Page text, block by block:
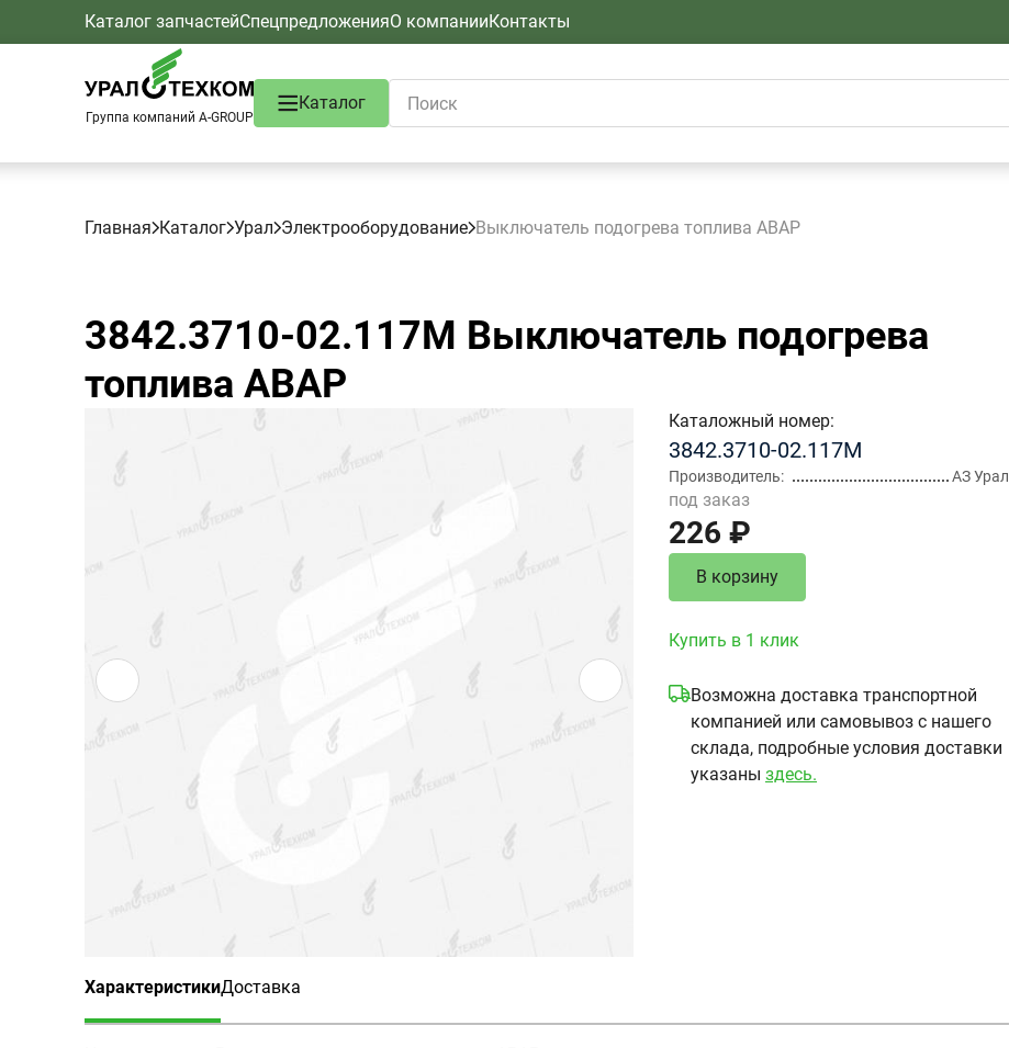
Каталог запчастейСпецпредложенияО компанииКонтакты
Группа компаний A-GROUP
Каталог
Главная Каталог Урал Электрооборудование Выключатель подогрева топлива АВАР
3842.3710-02.117М Выключатель подогрева
топлива АВАР
Каталожный номер
3842.3710-02.117М
Производитель АЗ Урал
под заказ
226 ₽
В корзину
Купить в 1 клик
Возможна доставка транспортной
компанией или самовывоз с нашего
склада, подробные условия доставки
указаны здесь.
Характеристики
(активная вкладка)
Доставка